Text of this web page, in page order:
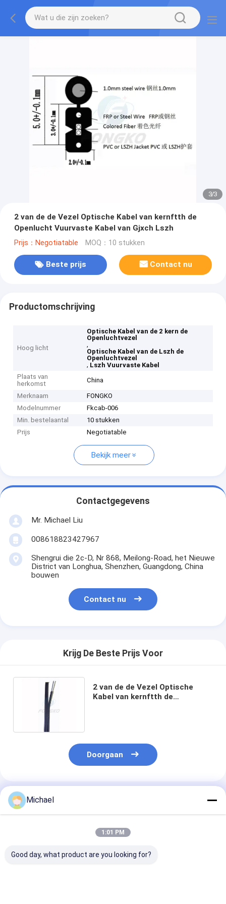
3/3
2 van de de Vezel Optische Kabel van kernftth de
Openlucht Vuurvaste Kabel van Gjxch Lszh
Prijs：Negotiatable MOQ：10 stukken
Beste prijs Contact nu
Productomschrijving
Hoog licht
Optische Kabel van de 2 kern de
Openluchtvezel
,
Optische Kabel van de Lszh de
Openluchtvezel
, Lszh Vuurvaste Kabel
Plaats van
herkomst
China
Merknaam
FONGKO
Modelnummer
Fkcab-006
Min. bestelaantal
10 stukken
Prijs
Negotiatable
Bekijk meer
Contactgegevens
Mr. Michael Liu
008618823427967
Shengrui die 2c-D, Nr 868, Meilong-Road, het Nieuwe
District van Longhua, Shenzhen, Guangdong, China
bouwen
Contact nu
Krijg De Beste Prijs Voor
2 van de de Vezel Optische
Kabel van kernftth de
Doorgaan
Geadviseerde Producten
Michael
1:01 PM
Good day, what product are you looking for?